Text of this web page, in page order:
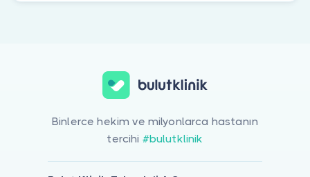
Binlerce hekim ve milyonlarca hastanın
tercihi #bulutklinik